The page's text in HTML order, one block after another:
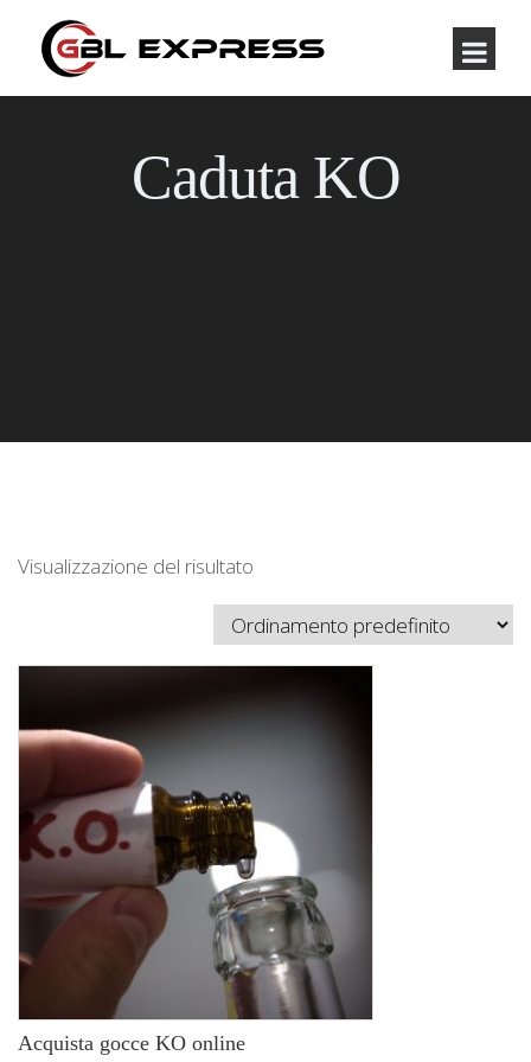
Caduta KO
Visualizzazione del risultato
Acquista gocce KO online